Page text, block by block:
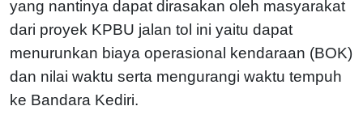
yang nantinya dapat dirasakan oleh masyarakat
dari proyek KPBU jalan tol ini yaitu dapat
menurunkan biaya operasional kendaraan (BOK)
dan nilai waktu serta mengurangi waktu tempuh
ke Bandara Kediri.